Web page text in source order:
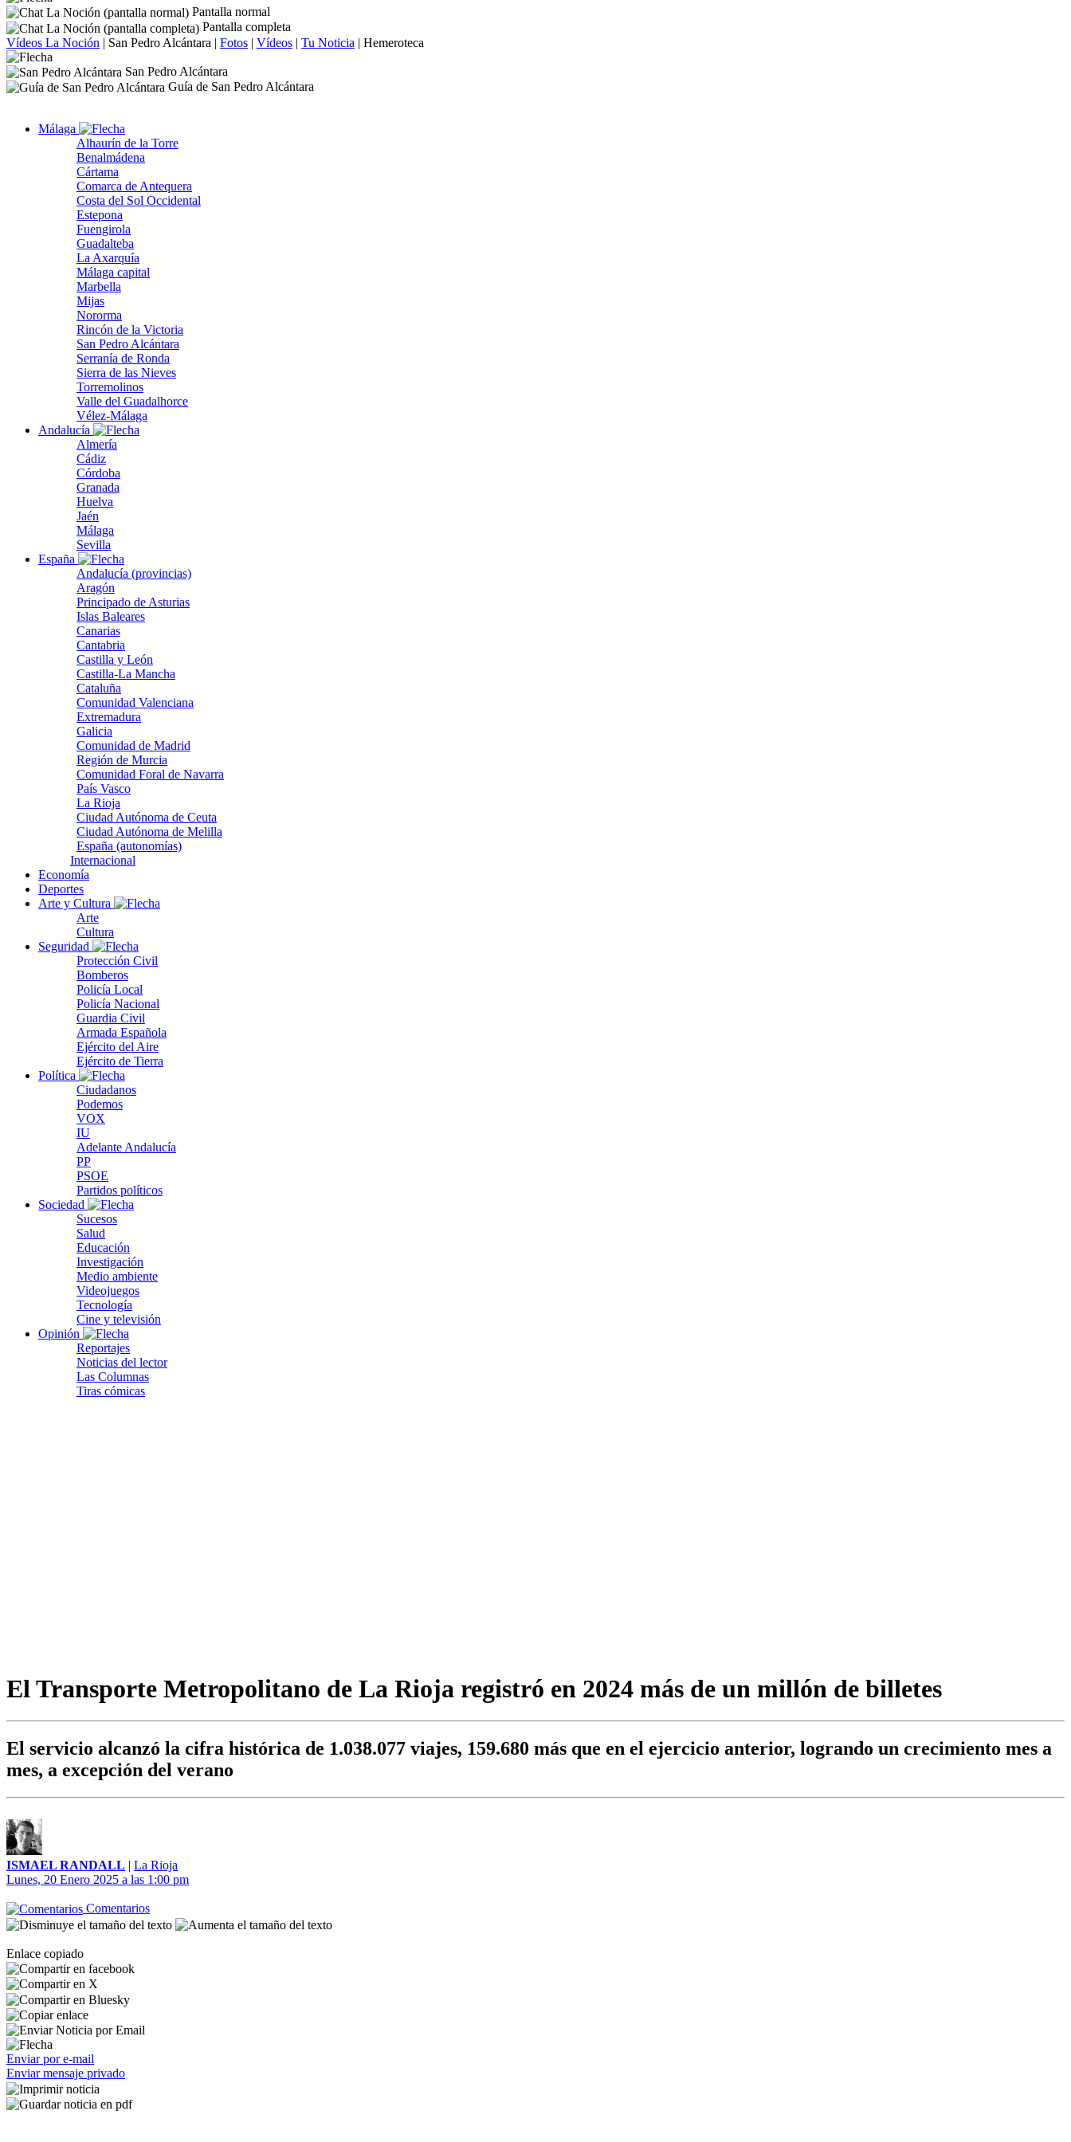
Pantalla normal
Pantalla completa
Vídeos La Noción | San Pedro Alcántara | Fotos | Vídeos | Tu Noticia | Hemeroteca
San Pedro Alcántara
Guía de San Pedro Alcántara
Málaga
Alhaurín de la Torre
Benalmádena
Cártama
Comarca de Antequera
Costa del Sol Occidental
Estepona
Fuengirola
Guadalteba
La Axarquía
Málaga capital
Marbella
Mijas
Nororma
Rincón de la Victoria
San Pedro Alcántara
Serranía de Ronda
Sierra de las Nieves
Torremolinos
Valle del Guadalhorce
Vélez-Málaga
Andalucía
Almería
Cádiz
Córdoba
Granada
Huelva
Jaén
Málaga
Sevilla
España
Andalucía (provincias)
Aragón
Principado de Asturias
Islas Baleares
Canarias
Cantabria
Castilla y León
Castilla-La Mancha
Cataluña
Comunidad Valenciana
Extremadura
Galicia
Comunidad de Madrid
Región de Murcia
Comunidad Foral de Navarra
País Vasco
La Rioja
Ciudad Autónoma de Ceuta
Ciudad Autónoma de Melilla
España (autonomías)
Internacional
Economía
Deportes
Arte y Cultura
Arte
Cultura
Seguridad
Protección Civil
Bomberos
Policía Local
Policía Nacional
Guardia Civil
Armada Española
Ejército del Aire
Ejército de Tierra
Política
Ciudadanos
Podemos
VOX
IU
Adelante Andalucía
PP
PSOE
Partidos políticos
Sociedad
Sucesos
Salud
Educación
Investigación
Medio ambiente
Videojuegos
Tecnología
Cine y televisión
Opinión
Reportajes
Noticias del lector
Las Columnas
Tiras cómicas
El Transporte Metropolitano de La Rioja registró en 2024 más de un millón de billetes
El servicio alcanzó la cifra histórica de 1.038.077 viajes, 159.680 más que en el ejercicio anterior, logrando un crecimiento mes a
mes, a excepción del verano
ISMAEL RANDALL | La Rioja
Lunes, 20 Enero 2025 a las 1:00 pm
Comentarios
Enlace copiado
Enviar por e-mail
Enviar mensaje privado